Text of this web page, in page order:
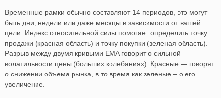
Временные рамки обычно составляют 14 периодов, это могут
быть дни, недели или даже месяцы в зависимости от вашей
цели. Индекс относительной силы помогает определить точку
продажи (красная область) и точку покупки (зеленая область).
Разрыв между двумя кривыми EMA говорит о сильной
волатильности цены (больших колебаниях). Красные — говорят
о снижении объема рынка, в то время как зеленые – о его
увеличение.